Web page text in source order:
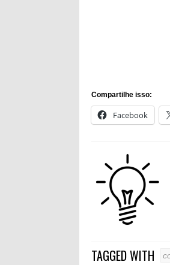
Compartilhe isso:
Facebook
TAGGED WITH